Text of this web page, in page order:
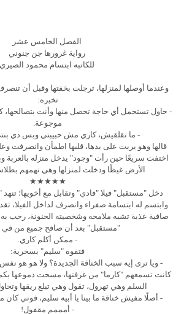
الفصل الخامس عشر
رواية غرورها جن جنوني
للكاتبه ابتسام محمود الصيري
وعندما أوصلها لمنزلها، ترجلت بخفتها وقبل أن
تخبره:
- حاول تستحمل أي حاجة تحصل منها وأنت بتصالحها،
موجوعة.
- ما تقلقيش، كاري مش حبيبتي وبس دي
قالها وهو يربت على يدها، قلبها اطمأن وانصرفت
اختفت سريعًا حين رأت "وجود" يدخل منزله بالعربة
الأرض غيظًا ودخلت لمنزلها وهي تهمهم
★★★★★
دخل "مستقبل" فيلا "فادي" وتقابل مع أخويها؛
وابتسم له ابتسامة صفراء وانصرف لداخل الفيلا،
صافية عذبة تشبه ملامحه وشخصيته الحنونة، رحب به
"مستقبل" بعد أن صافح جميع من في
- ممكن أكلم كاري.
فتفوه "سليم" بسخرية:
- ويا ترى إيه سبب الخناقة الجديدة؟ ولا هو هو
كانت تسمعهم "كارما" من غرفتها، مسحت دموعها
السلم وهي تهرول، تقول وهي تبلع ريقها
- أصلًا مفيش خناقة ما بينا يا أبيه سليم، فوني كان
- أمممم مقفول!